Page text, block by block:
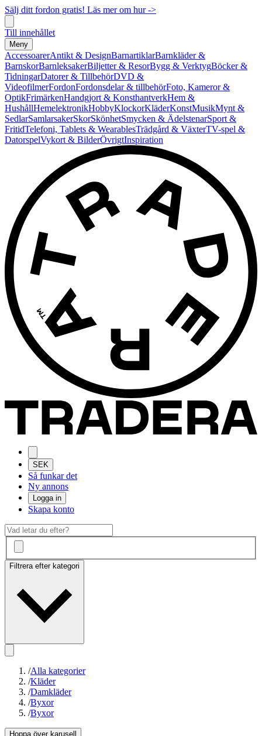
Sälj ditt fordon gratis! Läs mer om hur ->
Till innehållet
Meny
AccessoarerAntikt & DesignBarnartiklarBarnkläder &
BarnskorBarnleksakerBiljetter & ResorBygg & VerktygBöcker &
TidningarDatorer & TillbehörDVD &
VideofilmerFordonFordonsdelar & tillbehörFoto, Kameror &
OptikFrimärkenHandgjort & KonsthantverkHem &
HushållHemelektronikHobbyKlockorKläderKonstMusikMynt &
SedlarSamlarsakerSkorSkönhetSmycken & ÄdelstenarSport &
FritidTelefoni, Tablets & WearablesTrädgård & VäxterTV-spel &
DatorspelVykort & BilderÖvrigtInspiration
SEK
Så funkar det
Ny annons
Logga in
Skapa konto
Filtrera efter kategori
/Alla kategorier
/Kläder
/Damkläder
/Byxor
/Byxor
Hoppa över karusell